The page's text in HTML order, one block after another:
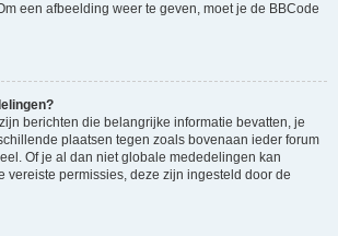
een afbeelding weer te geven, moet je de BBCode
berichten die belangrijke informatie bevatten, je
plaatsen tegen zoals bovenaan ieder forum
Of je al dan niet globale mededelingen kan
vereiste permissies, deze zijn ingesteld door de